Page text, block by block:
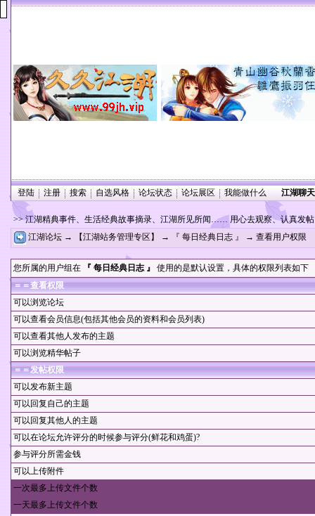
登陆 注册 搜索 自选风格 论坛状态 论坛展区 我能做什么 江湖聊
>> 江湖精典事件、生活经典故事摘录、江湖所见所闻…… 用心去观察、认真发
江湖论坛 → 【江湖站务管理专区】 → 『 每日经典日志 』 → 查看用户权限
您所属的用户组在 『 每日经典日志 』
使用的是默认设置，具体的权限列表如下
＝＝查看权限
可以浏览论坛
可以查看会员信息(包括其他会员的资料和会员列表)
可以查看其他人发布的主题
可以浏览精华帖子
＝＝发帖权限
可以发布新主题
可以回复自己的主题
可以回复其他人的主题
可以在论坛允许评分的时候参与评分(鲜花和鸡蛋)?
参与评分所需金钱
可以上传附件
一次最多上传文件个数
一天最多上传文件个数